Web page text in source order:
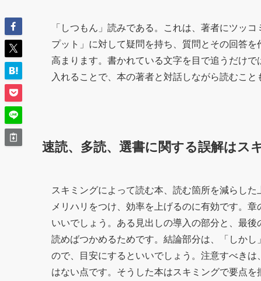
「しつもん」読みである。これは、著者にツッ
プット」に対して疑問を持ち、質問とその回答
高まります。書かれている文字を目で追うだけ
入れることで、本の著者と対話しながら読むこと
速読、多読、選書に関する誤解はス
スキミングによって読む本、読む箇所を減らし
メリハリをつけ、効率を上げるのに有効です。
いいでしょう。ある見出しの導入の部分と、最
読めばつかめるためです。結論部分は、「しか
ので、目安にするといいでしょう。注意すべき
はない点です。そうした本はスキミングで要点